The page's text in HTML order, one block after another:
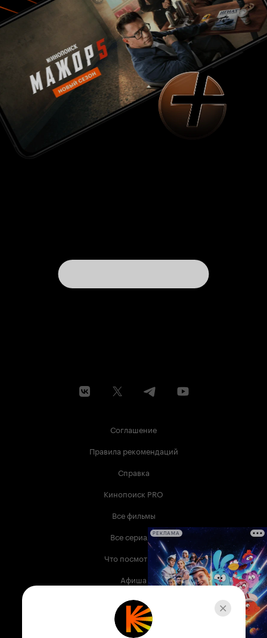
Соглашение
Правила рекомендаций
Справка
Кинопоиск PRO
Все фильмы
Все сериалы
Что посмотреть
Афиша
Музыка
Телепрограмма
РЕКЛАМА